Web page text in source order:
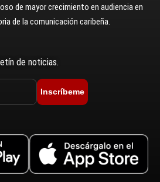
de mayor crecimiento en audiencia en
de la comunicación caribeña.
de noticias.
Inscríbeme